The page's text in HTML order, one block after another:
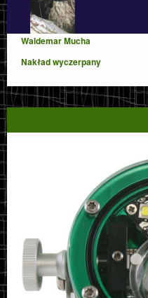
Waldemar Mucha
Nakład wyczerpany